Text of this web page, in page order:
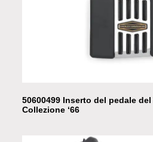
50600499 Inserto del pedale
Collezione ‘66